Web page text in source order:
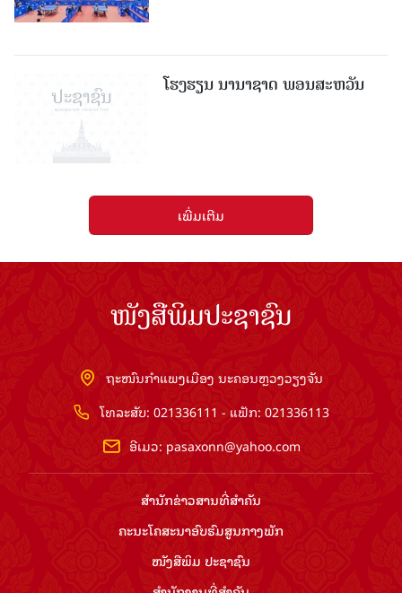
ໂຮງຮຽນ ນານາຊາດ ພອນສະຫວັນ
ເພີ່ມເຕີມ
ໜັງສືພິມປະຊາຊົນ
ຖະໜົນກຳແພງເມືອງ ນະຄອນຫຼວງວຽງຈັນ
ໂທລະສັບ: 021336111 - ແຟັກ: 021336113
ອີເມວ: pasaxonn@yahoo.com
ສຳ​ນັກ​ຂ່າວ​ສານ​ທີ່​ສຳ​ຄັນ​
ຄະນະໂຄສະນາອົບຮົມ​ສູນ​ກາງ​ພັກ
ໜັງສືພິມ ປະ​ຊາ​ຊົນ